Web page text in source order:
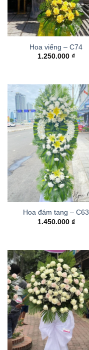
Hoa viếng – C74
1.250.000 ₫
Hoa đám tang – C63
1.450.000 ₫